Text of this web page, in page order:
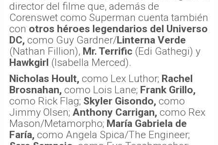
director del filme que, además de
Corenswet como Superman cuenta también
con otros héroes legendarios del Universo
DC, como Guy Gardner/Linterna Verde
(Nathan Fillion), Mr. Terrific (Edi Gathegi) y
Hawkgirl (Isabella Merced).
Nicholas Hoult, como Lex Luthor; Rachel
Brosnahan, como Lois Lane; Frank Grillo,
como Rick Flag; Skyler Gisondo, como
Jimmy Olsen; Anthony Carrigan, como Rex
Mason/Metamorpho; María Gabriela de
Faría, como Angela Spica/The Engineer;